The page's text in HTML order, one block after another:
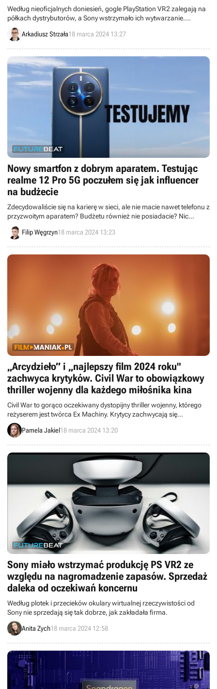
Według nieoficjalnych doniesień, gogle PlayStation VR2 zalegają na
półkach dystrybutorów, a Sony wstrzymało ich wytwarzanie.
Producent może chcieć najpierw poczekać na wyprzedanie
obecnych zapasów.
Arkadiusz Strzała18 marca 2024 13:27
Nowy smartfon z dobrym aparatem. Testując
realme 12 Pro 5G poczułem się jak influencer
na budżecie
Zdecydowaliście się na karierę w sieci, ale nie macie nawet telefonu z
przyzwoitym aparatem? Budżetu również nie posiadacie? Nic
straconego, ponieważ najnowszy średniopółkowiec, realme 12 Pro
5G idealnie posłuży Wam za dobrej jakości aparat oraz narzędzie do
Filip Węgrzyn18 marca 2024 13:23
„Arcydzieło” i „najlepszy film 2024 roku"
zachwyca krytyków. Civil War to obowiązkowy
thriller wojenny dla każdego miłośnika kina
Civil War to gorąco oczekiwany dystopijny thriller wojenny, którego
reżyserem jest twórca Ex Machiny. Krytycy zachwycają się
produkcją, a recenzje na Rotten Tomatoes i Metacritic zapowiadają
emocjonujące widowisko.
Pamela Jakiel18 marca 2024 13:20
Sony miało wstrzymać produkcję PS VR2 ze
względu na nagromadzenie zapasów. Sprzedaż
daleka od oczekiwań koncernu
Według plotek i przecieków okulary wirtualnej rzeczywistości od
Sony nie sprzedają się tak dobrze, jak zakładała firma.
Anita Zych18 marca 2024 12:58